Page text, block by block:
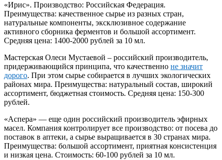
«Ирис». Производство: Российская Федерация.
Преимущества: качественное сырье из разных стран,
натуральные компоненты, эксклюзивное содержание
активного сборника ферментов и большой ассортимент.
Средняя цена: 1400-2000 рублей за 10 мл.
Мастерская Олеси Мустаевой – российский производитель,
придерживающийся принципа, что качественно не значит
дорого. При этом сырье собирается в лучших экологических
районах мира. Преимущества: натуральный состав, широкий
ассортимент, бюджетная стоимость. Средняя цена: 150-300
рублей.
«Аспера» — еще один российский производитель эфирных
масел. Компания контролирует все производство: от посева до
поставок в аптеки, а сырье выращивается в 30 странах мира.
Преимущества: большой ассортимент, приятная консистенция
и низкая цена. Стоимость: 60-100 рублей за 10 мл.